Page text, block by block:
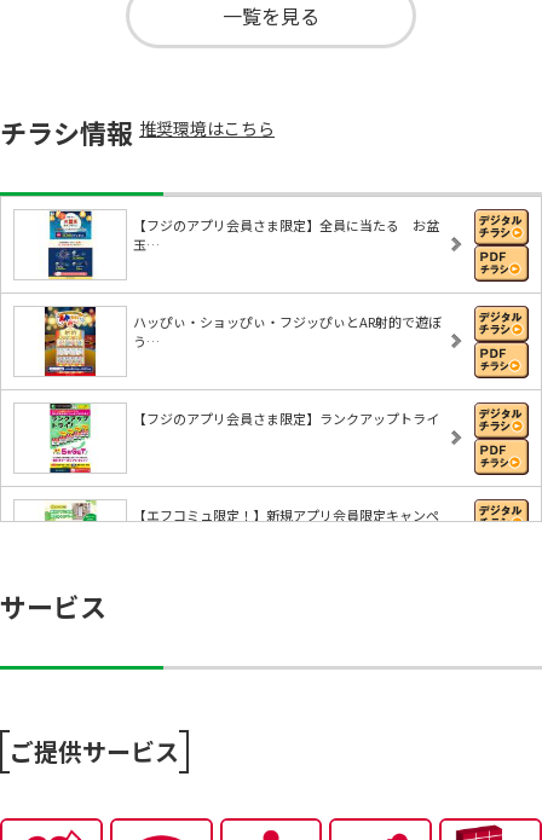
一覧を見る
チラシ情報 推奨環境はこちら
【フジのアプリ会員さま限定】全員に当たる お盆
玉…
ハッぴぃ・ショッぴぃ・フジッぴぃとAR射的で遊ぼ
う…
【フジのアプリ会員さま限定】ランクアップトライ
【エフコミュ限定！】新規アプリ会員限定キャンペ
サービス
ご提供サービス